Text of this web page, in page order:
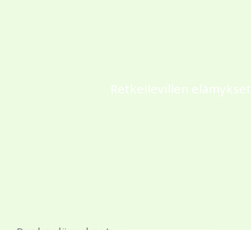
Retkeilevillen elämykset